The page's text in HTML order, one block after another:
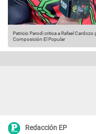
Patricio Parodi critica a Rafael
Composición El Popular
Redacción EP